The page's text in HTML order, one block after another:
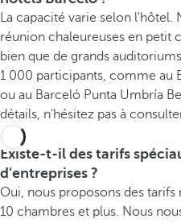
La capacité varie selon l'hôtel.
réunion chaleureuses en petit
bien que de grands
1 000 participants, comme au
ou au Barceló Punta Umbría
détails, n'hésitez pas à
Existe-t-il des tarifs
d'entreprises ?
Oui, nous proposons des
10 chambres et plus. Nous